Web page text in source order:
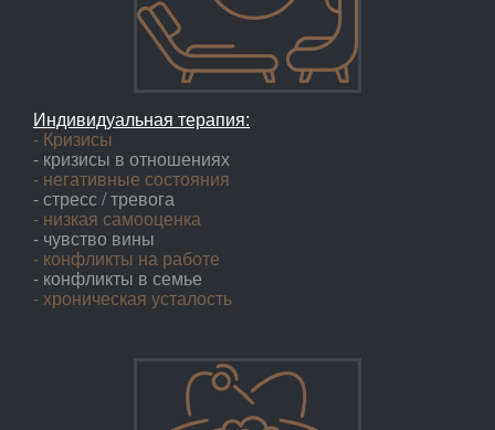
Индивидуальная терапия:
- Кризисы
- кризисы в отношениях
- негативные состояния
- стресс / тревога
- низкая самооценка
- чувство вины
- конфликты на работе
- конфликты в семье
- хроническая усталость